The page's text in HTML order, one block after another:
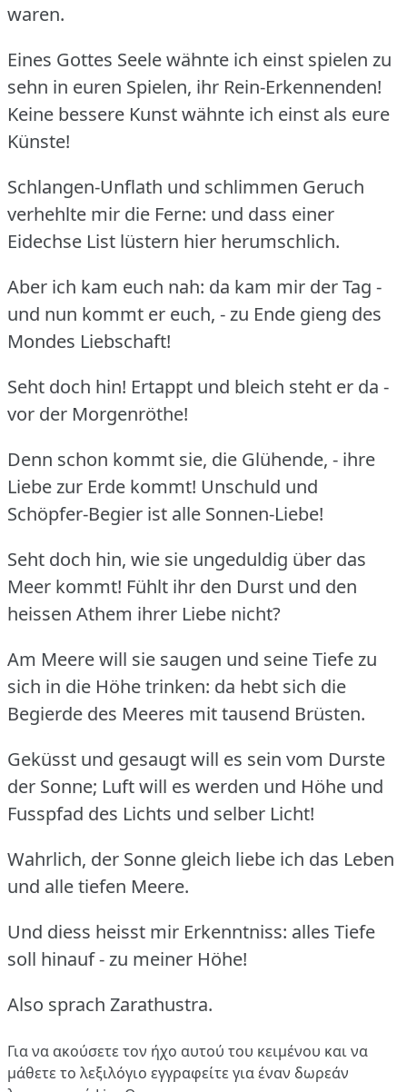
waren.
Eines Gottes Seele wähnte ich einst spielen zu
sehn in euren Spielen, ihr Rein-Erkennenden!
Keine bessere Kunst wähnte ich einst als eure
Künste!
Schlangen-Unflath und schlimmen Geruch
verhehlte mir die Ferne: und dass einer
Eidechse List lüstern hier herumschlich.
Aber ich kam euch nah: da kam mir der Tag -
und nun kommt er euch, - zu Ende gieng des
Mondes Liebschaft!
Seht doch hin! Ertappt und bleich steht er da -
vor der Morgenröthe!
Denn schon kommt sie, die Glühende, - ihre
Liebe zur Erde kommt! Unschuld und
Schöpfer-Begier ist alle Sonnen-Liebe!
Seht doch hin, wie sie ungeduldig über das
Meer kommt! Fühlt ihr den Durst und den
heissen Athem ihrer Liebe nicht?
Am Meere will sie saugen und seine Tiefe zu
sich in die Höhe trinken: da hebt sich die
Begierde des Meeres mit tausend Brüsten.
Geküsst und gesaugt will es sein vom Durste
der Sonne; Luft will es werden und Höhe und
Fusspfad des Lichts und selber Licht!
Wahrlich, der Sonne gleich liebe ich das Leben
und alle tiefen Meere.
Und diess heisst mir Erkenntniss: alles Tiefe
soll hinauf - zu meiner Höhe!
Also sprach Zarathustra.
Για να ακούσετε τον ήχο αυτού του κειμένου και να
μάθετε το λεξιλόγιο εγγραφείτε για έναν δωρεάν